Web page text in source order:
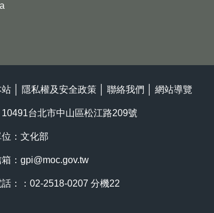
站 隱私權及安全政策 聯絡我們 網站導覽
台北市中山區松江路209號
：文化部
： gpi@moc.gov.tw
：：02-2518-0207 分機22